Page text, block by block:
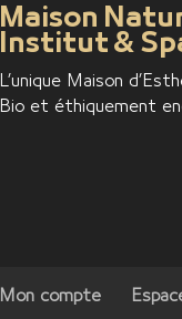
Maison
Institut &
L’unique Maison
Bio et éthiquement
Mon compte